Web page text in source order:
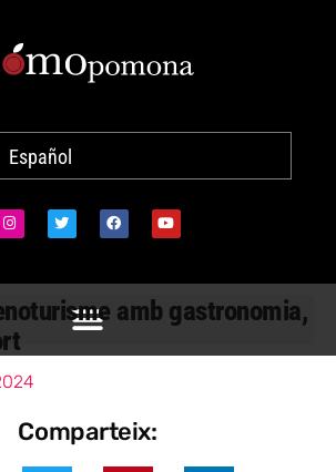
Español
amb gastronomia,
Comparteix: